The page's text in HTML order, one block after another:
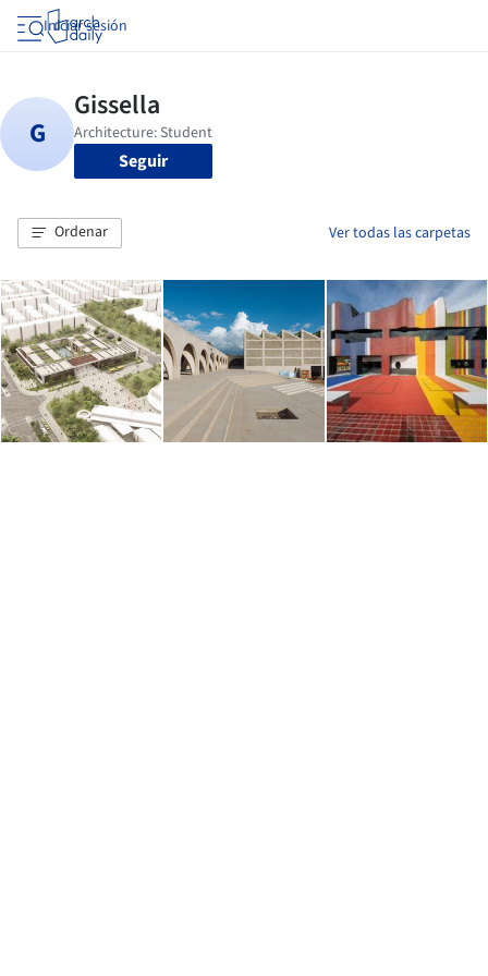
Iniciar sesión
Seguir
Ordenar Ver todas las carpetas